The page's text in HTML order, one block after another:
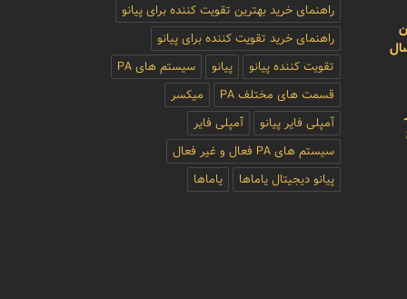
راهنمای خرید بهترین تقویت کننده برای پیانو
راهنمای خرید تقویت کننده برای پیانو
تقویت کننده پیانو
پیانو
سیستم های PA
قسمت های مختلف PA
میکسر
آمپلی فایر پیانو
آمپلی فایر
سیستم های PA فعال و غیر فعال
پیانو دیجیتال یاماها
یاماها